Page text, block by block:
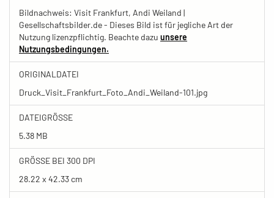
Bildnachweis: Visit Frankfurt, Andi Weiland |
Gesellschaftsbilder.de - Dieses Bild ist für jegliche Art der
Nutzung lizenzpflichtig. Beachte dazu unsere
Nutzungsbedingungen.
ORIGINALDATEI
Druck_Visit_Frankfurt_Foto_Andi_Weiland-101.jpg
DATEIGRÖSSE
5.38 MB
GRÖSSE BEI 300 DPI
28.22 x 42.33 cm